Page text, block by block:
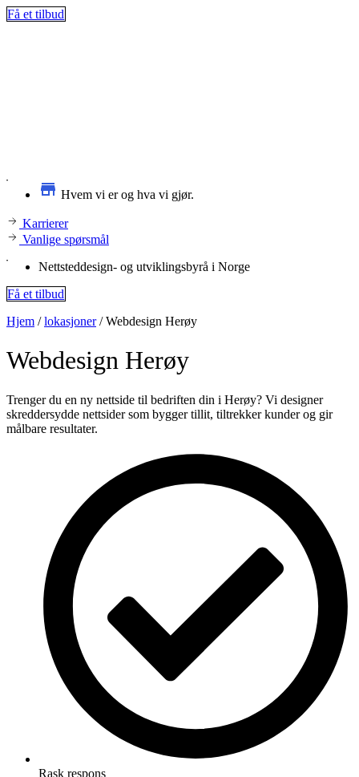
Få et tilbud
Hvem vi er og hva vi gjør.
Karrierer
Vanlige spørsmål
Nettsteddesign- og utviklingsbyrå i Norge
Få et tilbud
Hjem /lokasjoner/Webdesign Herøy
Webdesign Herøy
Trenger du en ny nettside til bedriften din i Herøy? Vi designer
skreddersydde nettsider som bygger tillit, tiltrekker kunder og gir
målbare resultater.
Rask respons